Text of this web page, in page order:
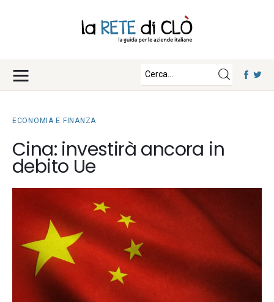
Fisco e Tasse
Notizie Lavoro
Tecnologia
Chi Siamo
La Redazione
Collabora con noi
Contatti
ECONOMIA E FINANZA
Cina: investirà ancora in
debito Ue